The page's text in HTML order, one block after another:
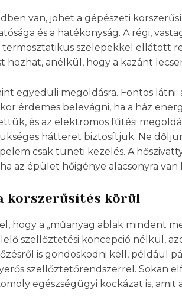
van, jöhet a gépészeti
és a hatékonyság. A régi,
szelepekkel ellátott
hozhat, anélkül, hogy a kazánt
egyedüli megoldásra. Fontos látni:
érdemes belevágni, ha a ház
és az elektromos fűtési
hátteret biztosítjuk. Ne
csak tüneti kezelés. A
az épület hőigénye alacsonyra van
korszerűsítés körül
hogy a „műanyag ablak mindent
szellőztetési koncepció nélkül,
is gondoskodni kell, például
szellőztetőrendszerrel. Sokan
egészségügyi kockázat is, amit